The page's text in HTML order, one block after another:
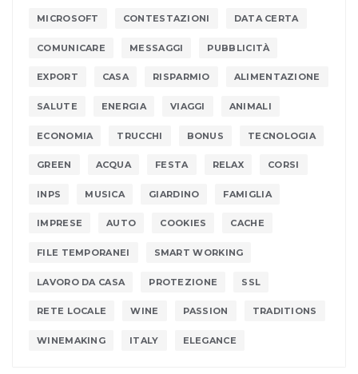
MICROSOFT CONTESTAZIONI DATA CERTA
COMUNICARE MESSAGGI PUBBLICITÀ
EXPORT CASA RISPARMIO ALIMENTAZIONE
SALUTE ENERGIA VIAGGI ANIMALI
ECONOMIA TRUCCHI BONUS TECNOLOGIA
GREEN ACQUA FESTA RELAX CORSI
INPS MUSICA GIARDINO FAMIGLIA
IMPRESE AUTO COOKIES CACHE
FILE TEMPORANEI SMART WORKING
LAVORO DA CASA PROTEZIONE SSL
RETE LOCALE WINE PASSION TRADITIONS
WINEMAKING ITALY ELEGANCE